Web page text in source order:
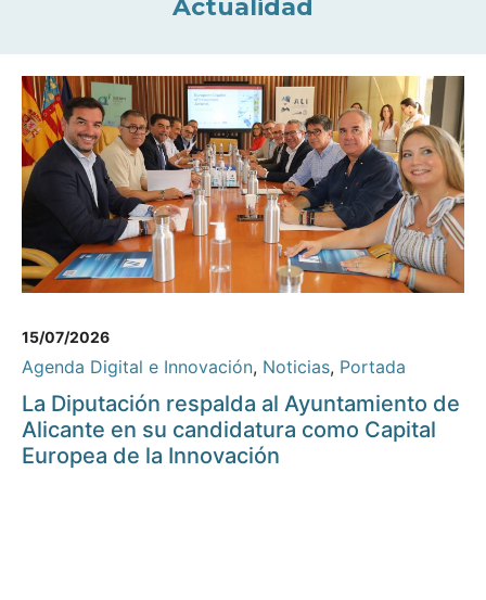
Actualidad
15/07/2026
Agenda Digital e Innovación, Noticias, Portada
La Diputación respalda al Ayuntamiento de
Alicante en su candidatura como Capital
Europea de la Innovación